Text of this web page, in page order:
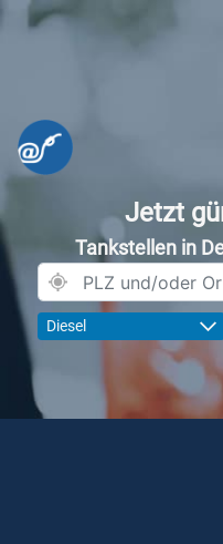
Jetzt
Tankstellen in
Diesel